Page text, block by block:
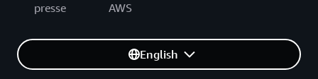
presse
AWS
English